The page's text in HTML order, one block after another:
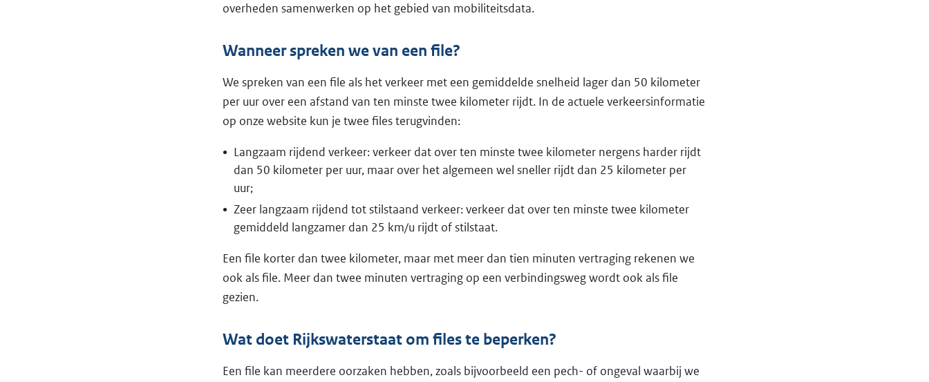
overheden samenwerken op het gebied van mobiliteitsdata.
Wanneer spreken we van een file?
We spreken van een file als het verkeer met een gemiddelde snelheid lager dan 50 kilometer
per uur over een afstand van ten minste twee kilometer rijdt. In de actuele verkeersinformatie
op onze website kun je twee files terugvinden:
Langzaam rijdend verkeer: verkeer dat over ten minste twee kilometer nergens harder rijdt
dan 50 kilometer per uur, maar over het algemeen wel sneller rijdt dan 25 kilometer per
uur;
Zeer langzaam rijdend tot stilstaand verkeer: verkeer dat over ten minste twee kilometer
gemiddeld langzamer dan 25 km/u rijdt of stilstaat.
Een file korter dan twee kilometer, maar met meer dan tien minuten vertraging rekenen we
ook als file. Meer dan twee minuten vertraging op een verbindingsweg wordt ook als file
gezien.
Wat doet Rijkswaterstaat om files te beperken?
Een file kan meerdere oorzaken hebben, zoals bijvoorbeeld een pech- of ongeval waarbij we